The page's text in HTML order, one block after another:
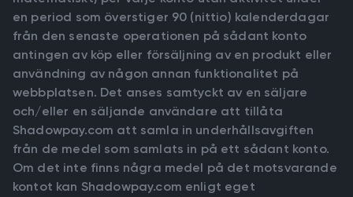
en period som överstiger 90 (nittio) kalenderdagar
från den senaste operationen på sådant konto
antingen av köp eller försäljning av en produkt eller
användning av någon annan funktionalitet på
webbplatsen. Det anses samtyckt av en säljare
och/eller en säljande användare att tillåta
Shadowpay.com att samla in underhållsavgiften
från de medel som samlats in på ett sådant konto.
Om det inte finns några medel på det motsvarande
kontot kan Shadowpay.com enligt eget